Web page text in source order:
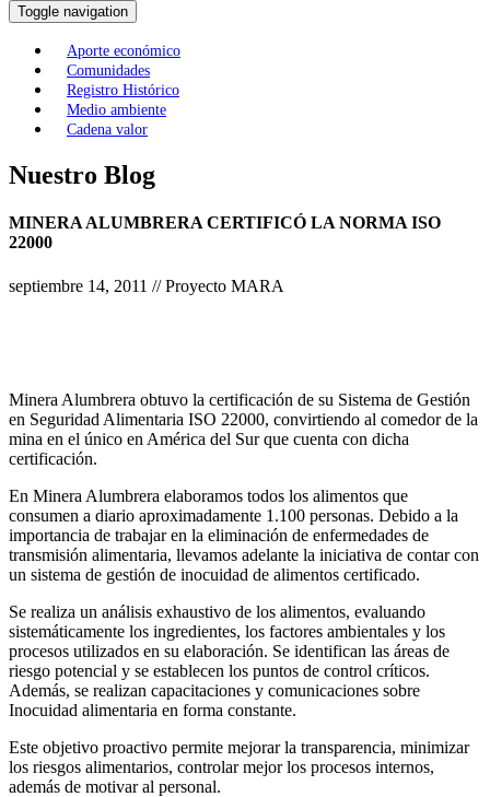
Toggle navigation
Aporte económico
Comunidades
Registro Histórico
Medio ambiente
Cadena valor
Nuestro Blog
MINERA ALUMBRERA CERTIFICÓ LA NORMA ISO
22000
septiembre 14, 2011 // Proyecto MARA
Minera Alumbrera obtuvo la certificación de su Sistema de Gestión
en Seguridad Alimentaria ISO 22000, convirtiendo al comedor de la
mina en el único en América del Sur que cuenta con dicha
certificación.
En Minera Alumbrera elaboramos todos los alimentos que
consumen a diario aproximadamente 1.100 personas. Debido a la
importancia de trabajar en la eliminación de enfermedades de
transmisión alimentaria, llevamos adelante la iniciativa de contar con
un sistema de gestión de inocuidad de alimentos certificado.
Se realiza un análisis exhaustivo de los alimentos, evaluando
sistemáticamente los ingredientes, los factores ambientales y los
procesos utilizados en su elaboración. Se identifican las áreas de
riesgo potencial y se establecen los puntos de control críticos.
Además, se realizan capacitaciones y comunicaciones sobre
Inocuidad alimentaria en forma constante.
Este objetivo proactivo permite mejorar la transparencia, minimizar
los riesgos alimentarios, controlar mejor los procesos internos,
además de motivar al personal.